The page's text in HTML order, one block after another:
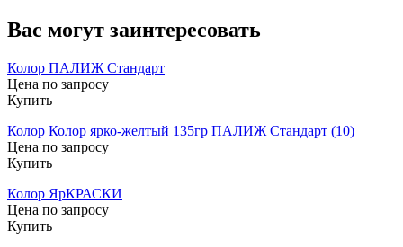
Вас могут заинтересовать
Колор ПАЛИЖ Стандарт
Цена по запросу
Купить
Колор Колор ярко-желтый 135гр ПАЛИЖ Стандарт (10)
Цена по запросу
Купить
Колор ЯрКРАСКИ
Цена по запросу
Купить